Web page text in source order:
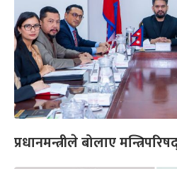
प्रधानमन्त्रीले बोलाए